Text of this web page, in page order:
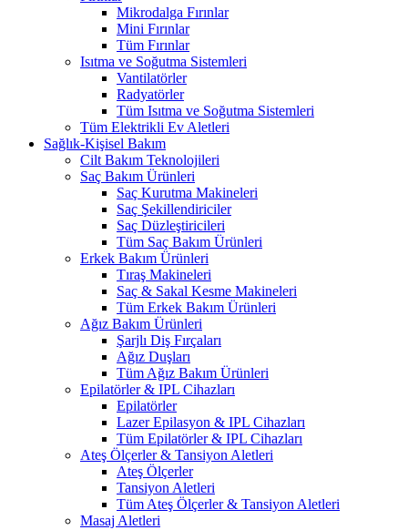
Mikrodalga Fırınlar
Mini Fırınlar
Tüm Fırınlar
Isıtma ve Soğutma Sistemleri
Vantilatörler
Radyatörler
Tüm Isıtma ve Soğutma Sistemleri
Tüm Elektrikli Ev Aletleri
Sağlık-Kişisel Bakım
Cilt Bakım Teknolojileri
Saç Bakım Ürünleri
Saç Kurutma Makineleri
Saç Şekillendiriciler
Saç Düzleştiricileri
Tüm Saç Bakım Ürünleri
Erkek Bakım Ürünleri
Tıraş Makineleri
Saç & Sakal Kesme Makineleri
Tüm Erkek Bakım Ürünleri
Ağız Bakım Ürünleri
Şarjlı Diş Fırçaları
Ağız Duşları
Tüm Ağız Bakım Ürünleri
Epilatörler & IPL Cihazları
Epilatörler
Lazer Epilasyon & IPL Cihazları
Tüm Epilatörler & IPL Cihazları
Ateş Ölçerler & Tansiyon Aletleri
Ateş Ölçerler
Tansiyon Aletleri
Tüm Ateş Ölçerler & Tansiyon Aletleri
Masaj Aletleri